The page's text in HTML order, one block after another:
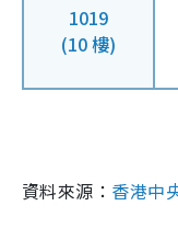
1019
(10 樓)
資料來源： 香港中